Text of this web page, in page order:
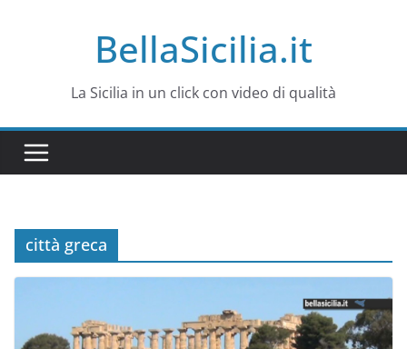
BellaSicilia.it
La Sicilia in un click con video di qualità
città greca